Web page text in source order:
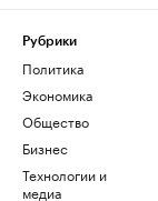
Рубрики
Политика
Экономика
Общество
Бизнес
Технологии и
медиа